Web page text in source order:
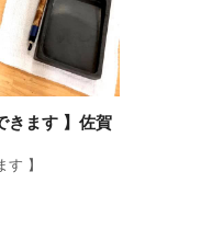
きます 】佐賀
】